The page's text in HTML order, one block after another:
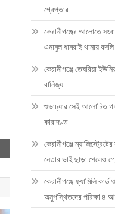
গ্রেপ্তার
কেরানীগঞ্জের আলোতে
এনামুল ধামরাই থানায় বদলি
কেরানীগঞ্জে তেঘরিয়া
বানিজ্য
শুভাঢ্যার সেই আলোচিত
কারাদণ্ড
কেরানীগঞ্জে
নেতার ভাই ছাড়া পেলেও
কেরানীগঞ্জে ফ্যামিলি
অনুপস্থিতদের পরিক্ষা ৪